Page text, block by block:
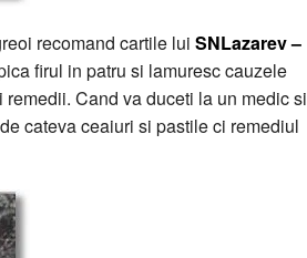
recomand cartile lui SNLazarev –
firul in patru si lamuresc cauzele
Cand va duceti la un medic si
cateva ceaiuri si pastile ci remediul